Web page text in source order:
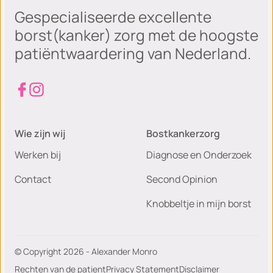
Gespecialiseerde excellente
borst(kanker) zorg met de hoogste
patiëntwaardering van Nederland.
Wie zijn wij
Werken bij
Contact
Bostkankerzorg
Diagnose en Onderzoek
Second Opinion
Knobbeltje in mijn borst
© Copyright 2026 - Alexander Monro
Rechten van de patientPrivacy StatementDisclaimer